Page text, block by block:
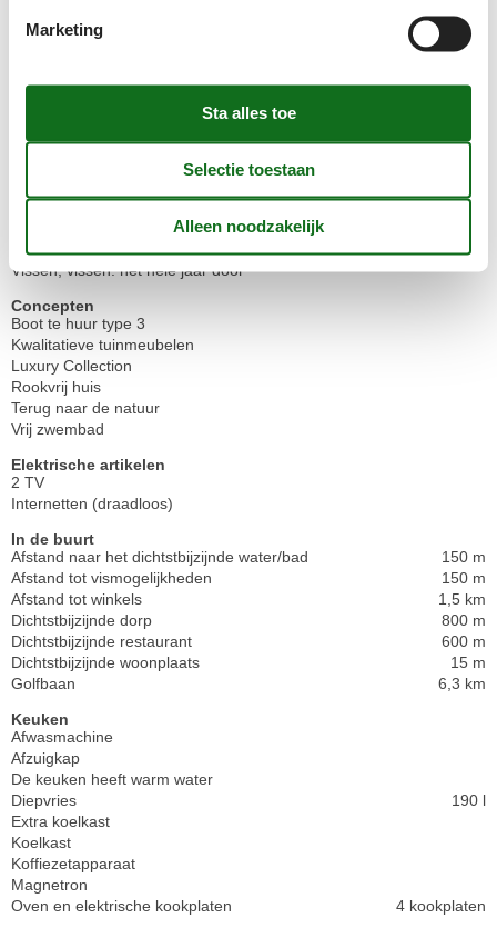
Energiezuinig verwarmingssysteem
Gratis parkeerplaats op het terrein
Privé tuin
Vissen, Makreel/haring
Vissen, vissen: het hele jaar door
Concepten
Boot te huur type 3
Kwalitatieve tuinmeubelen
Luxury Collection
Rookvrij huis
Terug naar de natuur
Vrij zwembad
Elektrische artikelen
2 TV
Internetten (draadloos)
In de buurt
Afstand naar het dichtstbijzijnde water/bad
150 m
Afstand tot vismogelijkheden
150 m
Afstand tot winkels
1,5 km
Dichtstbijzijnde dorp
800 m
Dichtstbijzijnde restaurant
600 m
Dichtstbijzijnde woonplaats
15 m
Golfbaan
6,3 km
Keuken
Afwasmachine
Afzuigkap
De keuken heeft warm water
Diepvries
190 l
Extra koelkast
Koelkast
Koffiezetapparaat
Magnetron
Oven en elektrische kookplaten
4 kookplaten
Marketing